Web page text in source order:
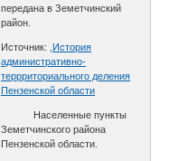
передана в Земетчинский
район.
Источник:
,История
административно-
террриториального деления
Пензенской области
Населенные пункты
Земетчинского района
Пензенской области.